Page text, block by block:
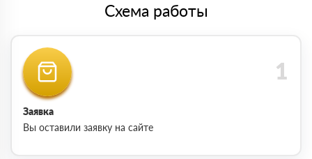
Схема работы
Заявка
Вы оставили заявку на сайте